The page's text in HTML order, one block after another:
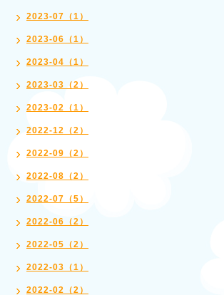
2023-07（1）
2023-06（1）
2023-04（1）
2023-03（2）
2023-02（1）
2022-12（2）
2022-09（2）
2022-08（2）
2022-07（5）
2022-06（2）
2022-05（2）
2022-03（1）
2022-02（2）